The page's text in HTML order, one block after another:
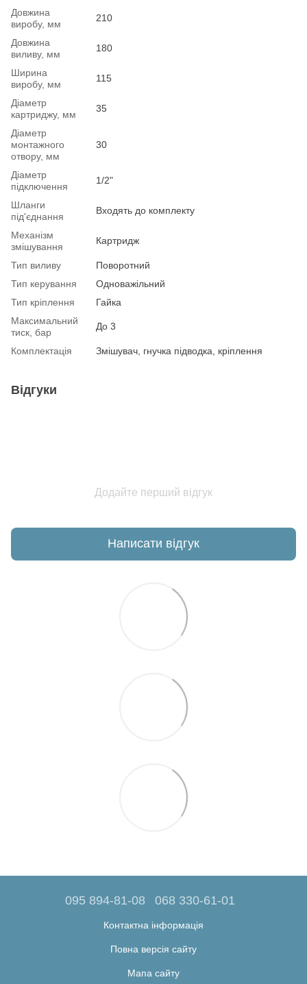
Довжина
виробу, мм
210
Довжина
виливу, мм
180
Ширина
виробу, мм
115
Діаметр
картриджу, мм
35
Діаметр
монтажного
отвору, мм
30
Діаметр
підключення
1/2"
Шланги
під'єднання
Входять до комплекту
Механізм
змішування
Картридж
Тип виливу
Поворотний
Тип керування
Одноважільний
Тип кріплення
Гайка
Максимальний
тиск, бар
До 3
Комплектація Змішувач, гнучка підводка, кріплення
Відгуки
Додайте перший відгук
Написати відгук
095 894-81-08 068 330-61-01
Контактна інформація
Повна версія сайту
Мапа сайту